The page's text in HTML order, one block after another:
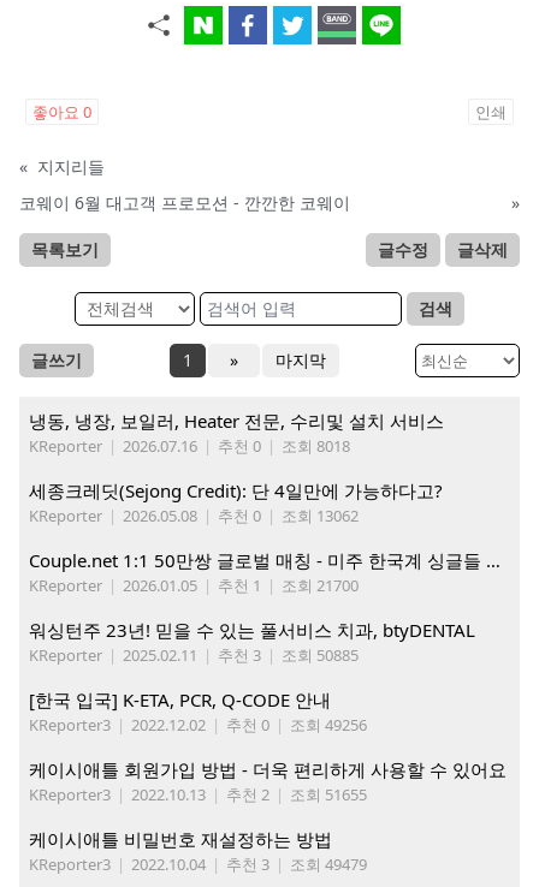
좋아요 0 인쇄
« 지지리들
코웨이 6월 대고객 프로모션 - 깐깐한 코웨이
»
목록보기 글수정 글삭제
검색
글쓰기 1 » 마지막
냉동, 냉장, 보일러, Heater 전문, 수리및 설치 서비스
KReporter | 2026.07.16 | 추천 0 | 조회 8018
세종크레딧(Sejong Credit): 단 4일만에 가능하다고?
KReporter | 2026.05.08 | 추천 0 | 조회 13062
Couple.net 1:1 50만쌍 글로벌 매칭 - 미주 한국계 싱글들 모이세요
KReporter | 2026.01.05 | 추천 1 | 조회 21700
워싱턴주 23년! 믿을 수 있는 풀서비스 치과, btyDENTAL
KReporter | 2025.02.11 | 추천 3 | 조회 50885
[한국 입국] K-ETA, PCR, Q-CODE 안내
KReporter3 | 2022.12.02 | 추천 0 | 조회 49256
케이시애틀 회원가입 방법 - 더욱 편리하게 사용할 수 있어요
KReporter3 | 2022.10.13 | 추천 2 | 조회 51655
케이시애틀 비밀번호 재설정하는 방법
KReporter3 | 2022.10.04 | 추천 3 | 조회 49479